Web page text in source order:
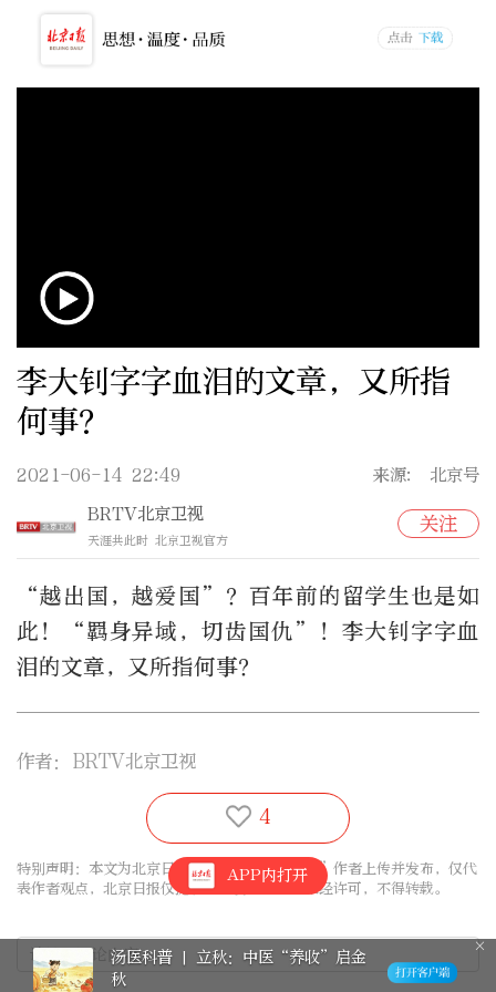
李大钊字字血泪的文章，又所指
何事？
2021-06-14 22:49
来源: 北京号
BRTV北京卫视
天涯共此时 北京卫视官方
关注
“越出国，越爱国”？百年前的留学生也是如
此！“羁身异域，切齿国仇”！李大钊字字血
泪的文章，又所指何事？
作者： BRTV北京卫视
4
特别声明：本文为北京日报新媒体平台“北京号”作者上传并发布，仅代
表作者观点，北京日报仅提供信息发布平台。未经许可，不得转载。
APP内打开
汤医科普 | 立秋：中医“养收”启金
秋